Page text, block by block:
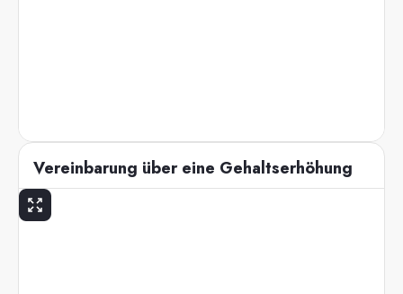
Vereinbarung über eine Gehaltserhöhung